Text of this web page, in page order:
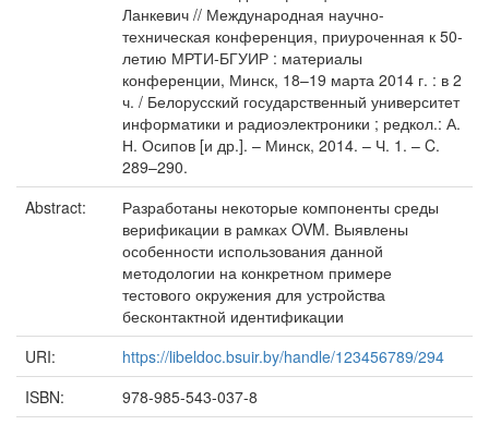
Ланкевич // Международная научно-
техническая конференция, приуроченная к 50-
летию МРТИ-БГУИР : материалы
конференции, Минск, 18–19 марта 2014 г. : в 2
ч. / Белорусский государственный университет
информатики и радиоэлектроники ; редкол.: А.
Н. Осипов [и др.]. – Минск, 2014. – Ч. 1. – C.
289–290.
Abstract:
Разработаны некоторые компоненты среды
верификации в рамках OVM. Выявлены
особенности использования данной
методологии на конкретном примере
тестового окружения для устройства
бесконтактной идентификации
URI:
https://libeldoc.bsuir.by/handle/123456789/294
ISBN:
978-985-543-037-8